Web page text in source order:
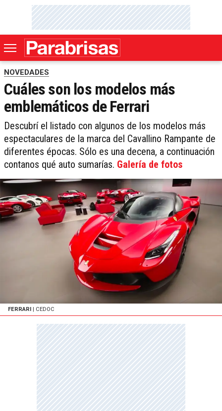
NOVEDADES
Cuáles son los modelos más
emblemáticos de Ferrari
Descubrí el listado con algunos de los modelos más
espectaculares de la marca del Cavallino Rampante de
diferentes épocas. Sólo es una decena, a continuación
contanos qué auto sumarías. Galería de fotos
FERRARI | CEDOC